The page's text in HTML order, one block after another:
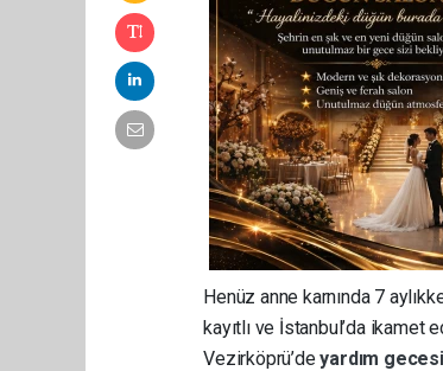
Henüz anne karnında 7
kayıtlı ve İstanbul’da
Vezirköprü’deyardım gecesi